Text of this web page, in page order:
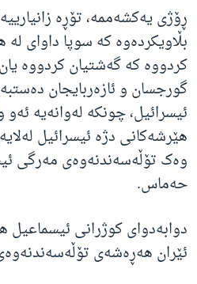
ڕۆژی یەکشەممە، تۆڕە
بڵاویکردەوە کە سوپا داوای لە
کردووە کە گەشتیان کردووە
گورجسان و ئازەربایجان
ئیسرائیل، چونکە لەوانەیە ئەو
هێرشەکانی دژە ئیسرائیل
وەک تۆڵەسەندنەوەی مەرگی
حەماس.
دوابەدوای کوژرانی ئیسماعیل
ئێران هەڕەشەی